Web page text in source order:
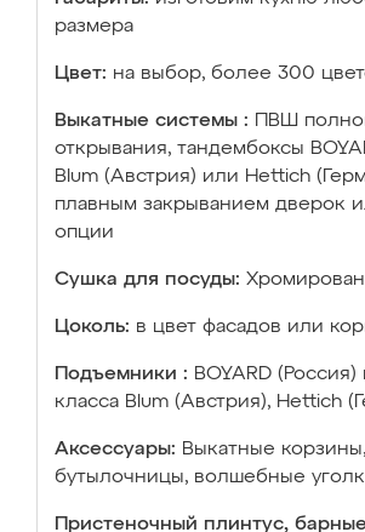
размера
Цвет: на выбор, более 300
Выкатные системы :
ПВШ
открывания, тандембоксы
Blum (Австрия) или Hettich
плавным закрыванием дверок
опции
Сушка для посуды:
Цоколь: в цвет фасадов или
Подъемники : BOYARD
класса Blum (Австрия), Hettich
Аксессуары: Выкатные корзины,
бутылочницы, волшебные
Пристеночный плинтус,